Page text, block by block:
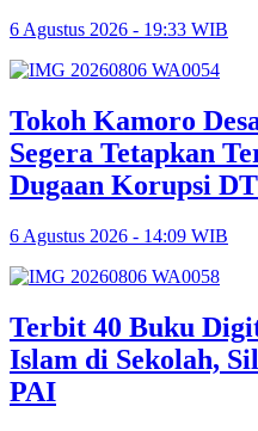
6 Agustus 2026 - 19:33 WIB
Tokoh Kamoro
Segera Tetapkan
Dugaan Korupsi
6 Agustus 2026 - 14:09 WIB
Terbit 40 Buku
Islam di Sekolah,
PAI